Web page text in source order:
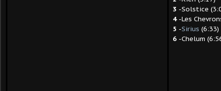
3 -Solstice
4-Les
5 -Sirius (6:33)
6 -Chelum